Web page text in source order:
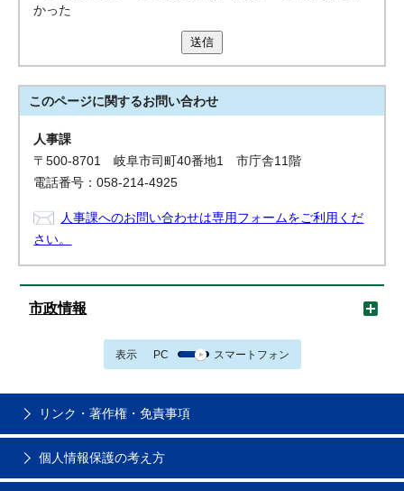
かった
送信
このページに関するお問い合わせ
人事課
〒500-8701 岐阜市司町40番地1 市庁舎11階
電話番号：058-214-4925
人事課へのお問い合わせは専用フォームをご利用くだ
さい。
市政情報
表示 PC スマートフォン
リンク・著作権・免責事項
個人情報保護の考え方